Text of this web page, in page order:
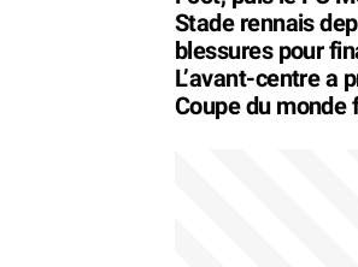
Stade rennais
blessures pour
L’avant-centre a
Coupe du monde